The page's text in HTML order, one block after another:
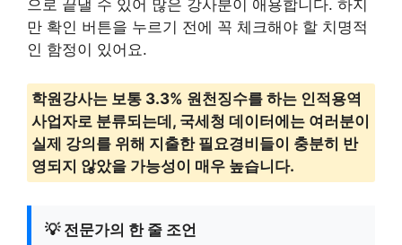
으로 끝낼 수 있어 많은 강사분이 애용합니다. 하지
만 확인 버튼을 누르기 전에 꼭 체크해야 할 치명적
인 함정이 있어요.
학원강사는 보통 3.3% 원천징수를 하는 인적용역
사업자로 분류되는데, 국세청 데이터에는 여러분이
실제 강의를 위해 지출한 필요경비들이 충분히 반
영되지 않았을 가능성이 매우 높습니다.
💡 전문가의 한 줄 조언